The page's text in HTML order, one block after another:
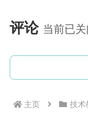
评论 当前已关
主页 技术